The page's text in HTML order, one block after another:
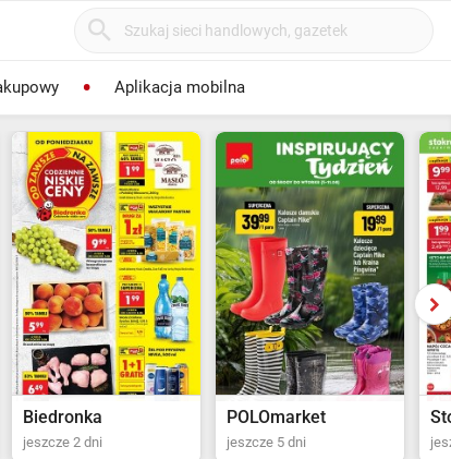
Aplikacja mobilna
POLOmarket
jeszcze 5 dni jeszcze 6 dni